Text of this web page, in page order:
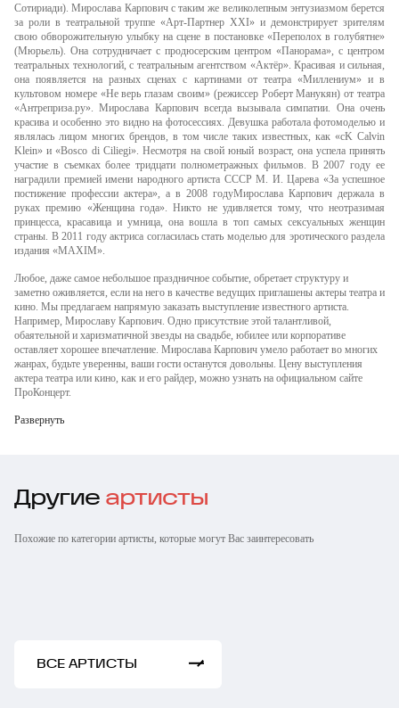
Сотириади). Мирослава Карпович с таким же великолепным энтузиазмом берется
за роли в театральной труппе «Арт-Партнер XXI» и демонстрирует зрителям
свою обворожительную улыбку на сцене в постановке «Переполох в голубятне»
(Мюрьель). Она сотрудничает с продюсерским центром «Панорама», с центром
театральных технологий, с театральным агентством «Актёр». Красивая и сильная,
она появляется на разных сценах с картинами от театра «Миллениум» и в
культовом номере «Не верь глазам своим» (режиссер Роберт Манукян) от театра
«Антреприза.ру». Мирослава Карпович всегда вызывала симпатии. Она очень
красива и особенно это видно на фотосессиях. Девушка работала фотомоделью и
являлась лицом многих брендов, в том числе таких известных, как «cK Calvin
Klein» и «Bosco di Ciliegi». Несмотря на свой юный возраст, она успела принять
участие в съемках более тридцати полнометражных фильмов. В 2007 году ее
наградили премией имени народного артиста СССР М. И. Царева «За успешное
постижение профессии актера», а в 2008 годуМирослава Карпович держала в
руках премию «Женщина года». Никто не удивляется тому, что неотразимая
принцесса, красавица и умница, она вошла в топ самых сексуальных женщин
страны. В 2011 году актриса согласилась стать моделью для эротического раздела
издания «MAXIM».
Любое, даже самое небольшое праздничное событие, обретает структуру и
заметно оживляется, если на него в качестве ведущих приглашены актеры театра и
кино. Мы предлагаем напрямую заказать выступление известного артиста.
Например, Мирославу Карпович. Одно присутствие этой талантливой,
обаятельной и харизматичной звезды на свадьбе, юбилее или корпоративе
оставляет хорошее впечатление. Мирослава Карпович умело работает во многих
жанрах, будьте уверенны, ваши гости останутся довольны. Цену выступления
актера театра или кино, как и его райдер, можно узнать на официальном сайте
ПроКонцерт.
Развернуть
Другие артисты
Похожие по категории артисты, которые могут Вас заинтересовать
Светлана
ВСЕ АРТИСТЫ